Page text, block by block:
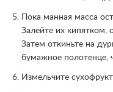
Пока манная масса
Залейте их кипятком,
Затем откиньте на
бумажное полотенце,
Измельчите